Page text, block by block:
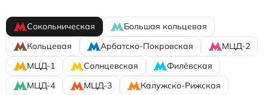
Сокольническая
Большая кольцевая
Кольцевая
Арбатско-Покровская
МЦД-2
МЦД-1
Солнцевская
Филёвская
МЦД-4
МЦД-3
Калужско-Рижская